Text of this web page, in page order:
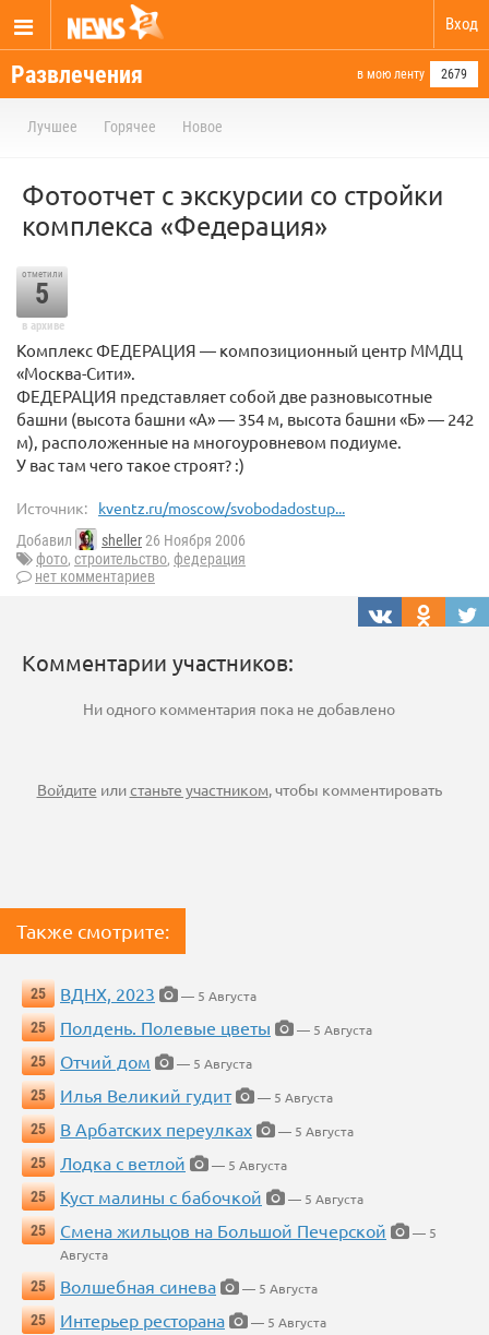
Вход
Развлечения в мою ленту 2679
Лучшее Горячее Новое
Фотоотчет с экскурсии со стройки
комплекса «Федерация»
отметили
5
в архиве
Комплекс ФЕДЕРАЦИЯ — композиционный центр ММДЦ
«Москва-Сити».
ФЕДЕРАЦИЯ представляет собой две разновысотные
башни (высота башни «А» — 354 м, высота башни «Б» — 242
м), расположенные на многоуровневом подиуме.
У вас там чего такое строят? :)
Источник: kventz.ru/moscow/svobodadostup...
Добавил sheller26 Ноября 2006
фото, строительство, федерация
нет комментариев
Комментарии участников:
Ни одного комментария пока не добавлено
Войдите илистаньте участником, чтобы комментировать
Также смотрите:
25 ВДНХ, 2023
— 5 Августа
25
Полдень. Полевые цветы
— 5 Августа
25
Отчий дом
— 5 Августа
25
Илья Великий гудит
— 5 Августа
25
В Арбатских переулках
— 5 Августа
25
Лодка с ветлой
— 5 Августа
25
Куст малины с бабочкой
— 5 Августа
25
Смена жильцов на Большой Печерской
— 5
Августа
25
Волшебная синева
— 5 Августа
25
Интерьер ресторана — 5 Августа